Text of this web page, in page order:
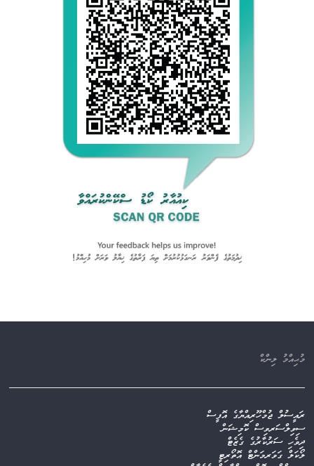
މުޙިއްމު ލިންކް
ރައީސުލް ޖުމްހޫރިއްޔާގެ އޮފީސް
ސިވިލްސަރވިސް ކޮމިޝަން
ދިވެހި ސަރުކާރުގެ ގެޒެޓް
ލޯކަލް ގަވަރމަންޓް އޮތޯރިޓީ